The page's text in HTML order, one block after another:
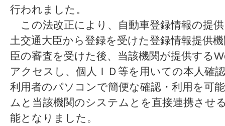
行われました。
この法改正により、自動車登録情報の提
土交通大臣から登録を受けた登録情報提供
臣の審査を受けた後、当該機関が提供する
アクセスし、個人ＩＤ等を用いての本人確
利用者のパソコンで簡便な確認・利用を可
ムと当該機関のシステムとを直接連携させ
能となりました。